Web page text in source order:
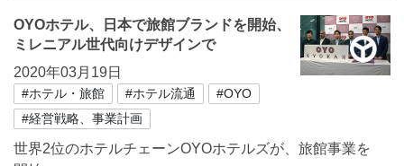
OYOホテル、日本で旅館ブランドを開始、
ミレニアル世代向けデザインで
2020年03月19日
#ホテル・旅館 #ホテル流通
#OYO
#経営戦略、事業計画
世界2位のホテルチェーンOYOホテルズが、旅館事業を